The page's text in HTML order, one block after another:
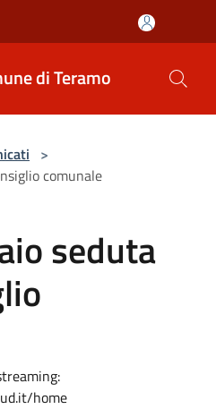
di Teramo
>
comunale
seduta
home